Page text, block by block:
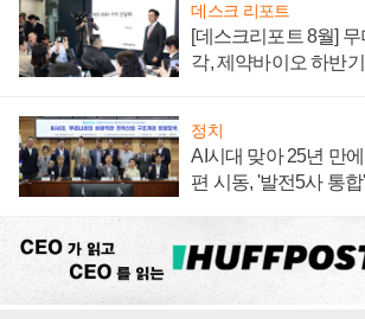
데스크 리포트
[데스크리포트 8월]
각, 제약바이오 하반
정치
AI시대 맞아 25년 만
편 시동, '발전5사 통